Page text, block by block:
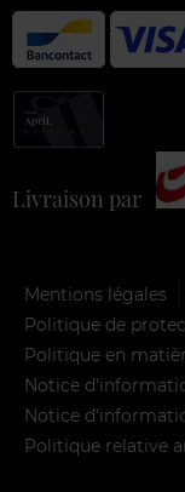
Livraison par
Mentions légales
Politique de
Politique en
Notice
Notice
Politique relative